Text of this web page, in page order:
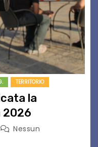
TERRITORIO
la
2026
Nessun